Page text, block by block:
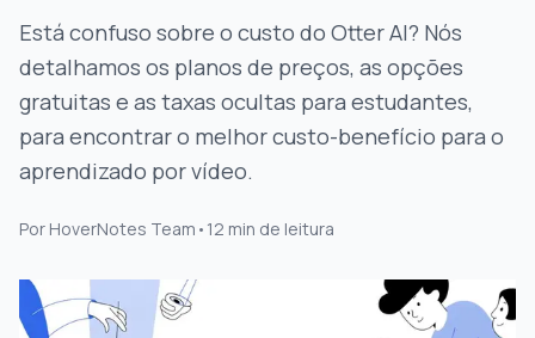
Blog
Está confuso sobre o custo do Otter AI? Nós
detalhamos os planos de preços, as opções
gratuitas e as taxas ocultas para estudantes,
para encontrar o melhor custo-benefício para o
aprendizado por vídeo.
Por HoverNotes Team • 12 min de leitura